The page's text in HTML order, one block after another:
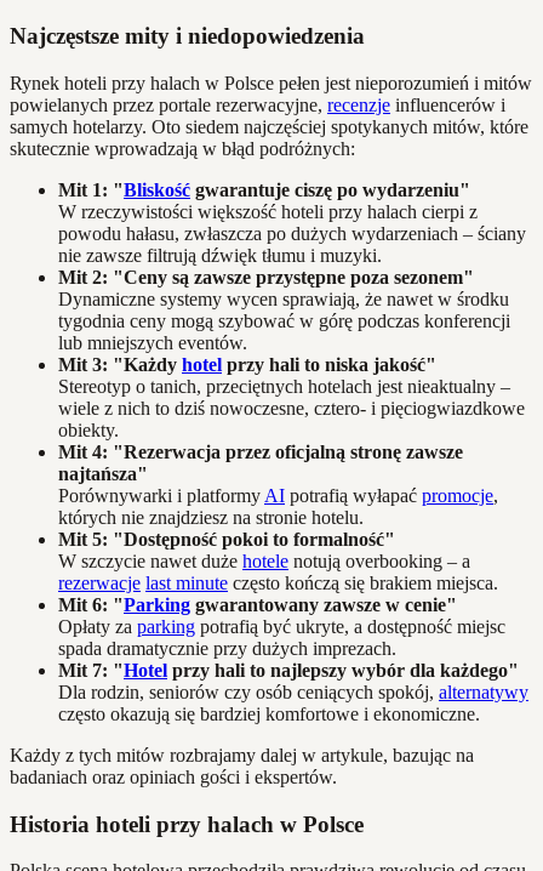
Najczęstsze mity i niedopowiedzenia
Rynek hoteli przy halach w Polsce pełen jest nieporozumień i mitów
powielanych przez portale rezerwacyjne, recenzje influencerów i
samych hotelarzy. Oto siedem najczęściej spotykanych mitów, które
skutecznie wprowadzają w błąd podróżnych:
Mit 1: "Bliskość gwarantuje ciszę po wydarzeniu"
W rzeczywistości większość hoteli przy halach cierpi z
powodu hałasu, zwłaszcza po dużych wydarzeniach – ściany
nie zawsze filtrują dźwięk tłumu i muzyki.
Mit 2: "Ceny są zawsze przystępne poza sezonem"
Dynamiczne systemy wycen sprawiają, że nawet w środku
tygodnia ceny mogą szybować w górę podczas konferencji
lub mniejszych eventów.
Mit 3: "Każdy hotel przy hali to niska jakość"
Stereotyp o tanich, przeciętnych hotelach jest nieaktualny –
wiele z nich to dziś nowoczesne, cztero- i pięciogwiazdkowe
obiekty.
Mit 4: "Rezerwacja przez oficjalną stronę zawsze
najtańsza"
Porównywarki i platformy AI potrafią wyłapać promocje,
których nie znajdziesz na stronie hotelu.
Mit 5: "Dostępność pokoi to formalność"
W szczycie nawet duże hotele notują overbooking – a
rezerwacje last minute często kończą się brakiem miejsca.
Mit 6: "Parking gwarantowany zawsze w cenie"
Opłaty za parking potrafią być ukryte, a dostępność miejsc
spada dramatycznie przy dużych imprezach.
Mit 7: "Hotel przy hali to najlepszy wybór dla każdego"
Dla rodzin, seniorów czy osób ceniących spokój, alternatywy
często okazują się bardziej komfortowe i ekonomiczne.
Każdy z tych mitów rozbrajamy dalej w artykule, bazując na
badaniach oraz opiniach gości i ekspertów.
Historia hoteli przy halach w Polsce